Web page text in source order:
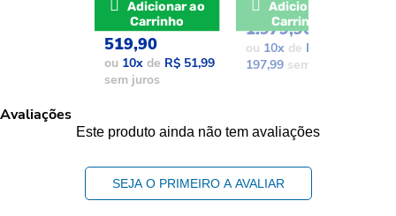
De: R$ 741,17
POR: R$
519,90
ou 10xde R$ 51,99
sem juros
Carrinho
POR: R$
1.979,90
ou 10xde R$
197,99sem juros
Carrinho
Avaliações
Este produto ainda não tem avaliações
SEJA O PRIMEIRO A AVALIAR